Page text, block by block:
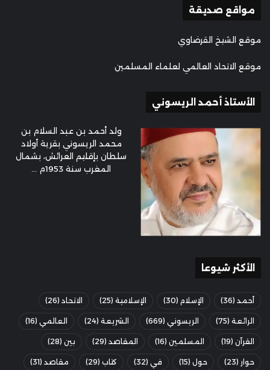
مواقع صديقة
موقع الشيخ القرضاوي
موقع الاتحاد العالمي لعلماء المسلمين
الأستاذ أحمد الريسوني
ولد أحمد بن عبد السلام بن
محمد الريسوني بقرية أولاد
سلطان بإقليم العرائش، بشمال
المغرب سنة 1953م ...
الأكثر شيوعا
أحمد (36) الإسلام (30) الإسلامية (25) الاتحاد (26)
الرائعة (75) الريسوني (669) الشريعة (24) العالمي (16)
القرآن (19) المسلمين (16) المقاصد (29) بين (28)
حوار (23) حول (15) في (32) كتاب (29) مقاصد (31)